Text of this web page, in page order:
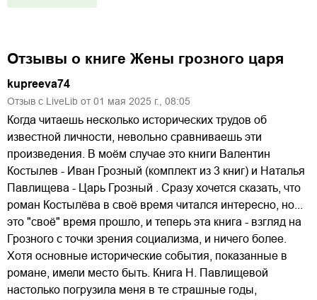
Отзывы о книге Жены грозного царя
kupreeva74
Отзыв с LiveLib от 01 мая 2025 г., 08:05
Когда читаешь несколько исторических трудов об
известной личности, невольно сравниваешь эти
произведения. В моём случае это книги Валентин
Костылев - Иван Грозный (комплект из 3 книг) и Наталья
Павлищева - Царь Грозный . Сразу хочется сказать, что
роман Костылёва в своё время читался интересно, но...
это "своё" время прошло, и теперь эта книга - взгляд на
Грозного с точки зрения социализма, и ничего более.
Хотя основные исторические события, показанные в
романе, имели место быть. Книга Н. Павлищевой
настолько погрузила меня в те страшные годы,